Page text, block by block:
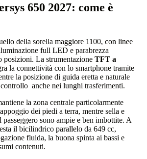
650 2027: come è
della sorella maggiore 1100, con linee
full LED e parabrezza
posizioni. La strumentazione TFT a
la connettività con lo smartphone tramite
la posizione di guida eretta e naturale
anche nei lunghi trasferimenti.
la zona centrale particolarmente
dei piedi a terra, mentre sella e
sono ampie e ben imbottite. A
il bicilindrico parallelo da 649 cc,
fluida, la buona spinta ai bassi e
contenuti.